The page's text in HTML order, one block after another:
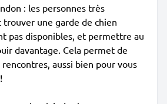
: les personnes très
trouver une garde de chien
pas disponibles, et permettre au
davantage. Cela permet de
aussi bien pour vous